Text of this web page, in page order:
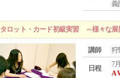
義
タロット・カード初級実習 ～様々な展
講師 狩
日程
7
A